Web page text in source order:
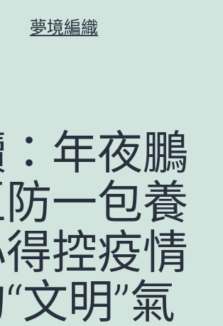
夢境編織
年夜鵬
一包養
控疫情
文明”氣